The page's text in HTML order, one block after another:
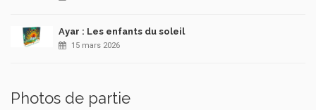
Ayar : Les enfants du soleil
15 mars 2026
Photos de partie